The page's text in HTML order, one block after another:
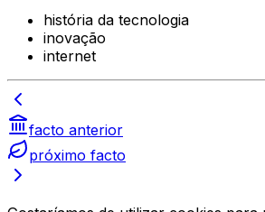
história da tecnologia
inovação
internet
facto anterior
próximo facto